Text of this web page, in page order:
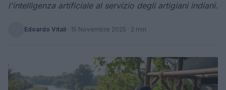
l'intelligenza artificiale al servizio degli artigiani indiani.
Edoardo Vitali · 15 Novembre 2025 · 2 min